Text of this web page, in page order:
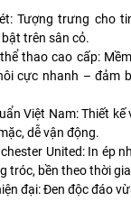
Tượng trưng cho
bật trên sân cỏ.
thao cao cấp:
cực nhanh – đảm
Việt Nam:Thiết kế
dễ vận động.
United:In ép
tróc, bền theo thời
đại:Đen độc đáo